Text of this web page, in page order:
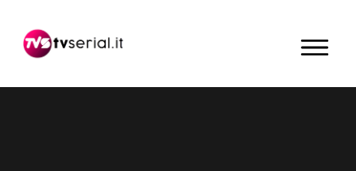
navigazione
contenuto
barra
primaria
MENU